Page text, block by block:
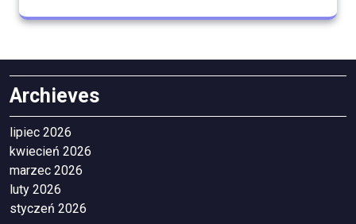
Archieves
lipiec 2026
kwiecień 2026
marzec 2026
luty 2026
styczeń 2026